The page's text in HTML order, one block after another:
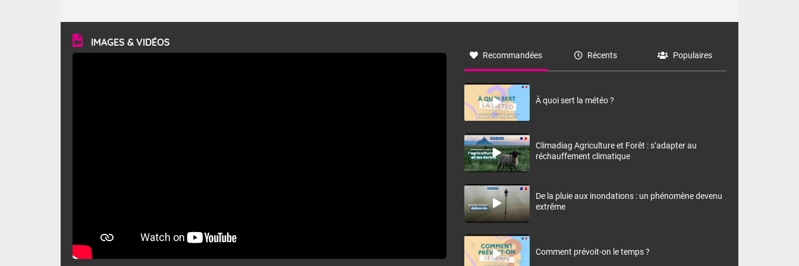
vitesse moyenne de 50 km/h et atteindre 80 à 100 km/h
en rafales, parfois davantage. Il parcourt la basse vallée
du Rhône et la Provence et envahit le littoral
méditerranéen à partir de la Camargue.
à nord-ouest, dans un secteur qui part du Roussillon à la
monts, en allusion aux régions montagneuses d’où
IMAGES & VIDÉOS
Recommandées Récents Populaires
À quoi sert la météo ?
Climadiag Agriculture et Forêt : s’adapter au
réchauffement climatique
De la pluie aux inondations : un phénomène devenu
extrême
Comment prévoit-on le temps ?